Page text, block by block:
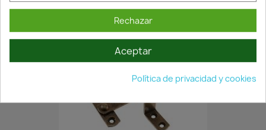
Rechazar
Aceptar
Política de privacidad y cookies